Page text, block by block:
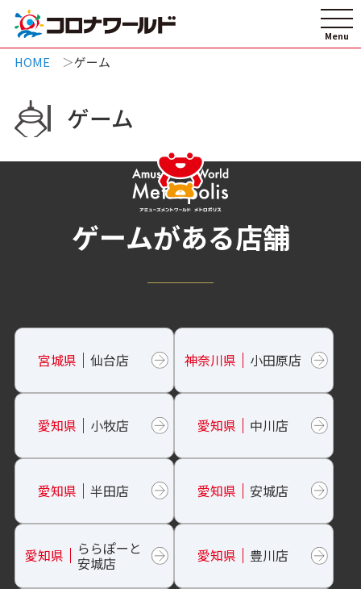
HOME ゲーム
ゲーム
ゲームがある店舗
宮城県 仙台店 神奈川県 小田原店
愛知県 小牧店 愛知県 中川店
愛知県 半田店 愛知県 安城店
愛知県 ららぽーと
安城店 愛知県 豊川店